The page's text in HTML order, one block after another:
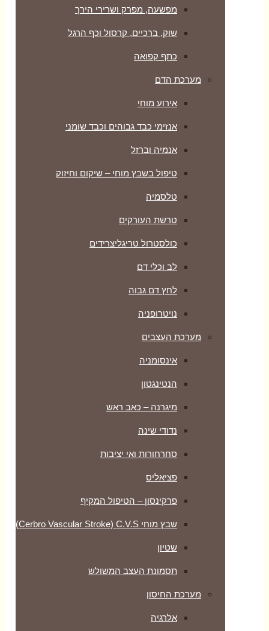
מפשעה, מפרק ושרירי הירך
שוק, ברכיים, קרסול וכף הרגל
כתף קפואה
מערכת הדם
אירוע מוחי
אנזימי כבד גבוהים וכבד שומני
אנמיה וברזל
טיפול בשבץ מוחי – שיקום וחיזוק
טלסמיה
טרשת העורקים
כולסטרול טריגליצרידים
לב וכלי דם
לחץ דם גבוה
נויטרופניה
מערכת העצבים
אינסומניה
הנטינגטון
מיגרנה – כאב ראש
נדודי שינה
סחרחורות ואי יציבות
פציאליס
פרקינסון – הטיפול המקיף
שבץ מוחי Cerbro Vascular Stroke) C.V.S)
שטיון
תסמונת העצב המשולש
מערכת החיסון
אלרגיה